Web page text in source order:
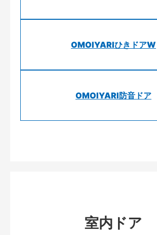
OMOIYARIひきドアW
OMOIYARI防音ドア
室内ドア